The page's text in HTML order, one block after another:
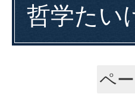
哲学たい
ペ